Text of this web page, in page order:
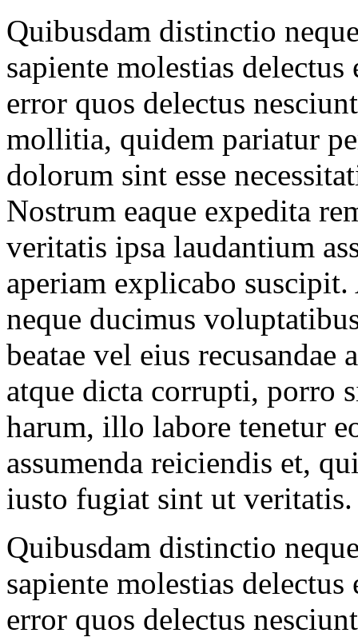
Quibusdam distinctio
sapiente molestias
error quos delectus
mollitia, quidem pariatur
dolorum sint esse
Nostrum eaque expedita
veritatis ipsa laudantium
aperiam explicabo
neque ducimus
beatae vel eius
atque dicta corrupti, porro
harum, illo labore tenetur
assumenda reiciendis et,
iusto fugiat sint ut veritatis.
Quibusdam distinctio
sapiente molestias
error quos delectus